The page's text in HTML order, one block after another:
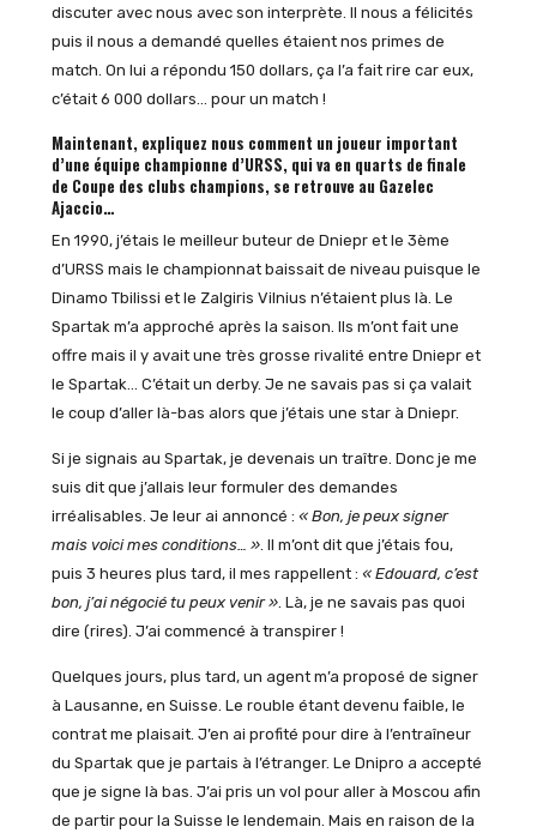
discuter avec nous avec son interprète. Il nous a félicités
puis il nous a demandé quelles étaient nos primes de
match. On lui a répondu 150 dollars, ça l’a fait rire car eux,
c’était 6 000 dollars… pour un match !
Maintenant, expliquez nous comment un joueur important
d’une équipe championne d’URSS, qui va en quarts de finale
de Coupe des clubs champions, se retrouve au Gazelec
Ajaccio…
En 1990, j’étais le meilleur buteur de Dniepr et le 3ème
d’URSS mais le championnat baissait de niveau puisque le
Dinamo Tbilissi et le Zalgiris Vilnius n’étaient plus là. Le
Spartak m’a approché après la saison. Ils m’ont fait une
offre mais il y avait une très grosse rivalité entre Dniepr et
le Spartak… C’était un derby. Je ne savais pas si ça valait
le coup d’aller là-bas alors que j’étais une star à Dniepr.
Si je signais au Spartak, je devenais un traître. Donc je me
suis dit que j’allais leur formuler des demandes
irréalisables. Je leur ai annoncé : « Bon, je peux signer
mais voici mes conditions… ». Il m’ont dit que j’étais fou,
puis 3 heures plus tard, il mes rappellent : « Edouard, c’est
bon, j’ai négocié tu peux venir ». Là, je ne savais pas quoi
dire (rires). J’ai commencé à transpirer !
Quelques jours, plus tard, un agent m’a proposé de signer
à Lausanne, en Suisse. Le rouble étant devenu faible, le
contrat me plaisait. J’en ai profité pour dire à l’entraîneur
du Spartak que je partais à l’étranger. Le Dnipro a accepté
que je signe là bas. J’ai pris un vol pour aller à Moscou afin
de partir pour la Suisse le lendemain. Mais en raison de la